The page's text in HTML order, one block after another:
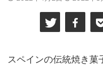
スペインの伝統焼き菓